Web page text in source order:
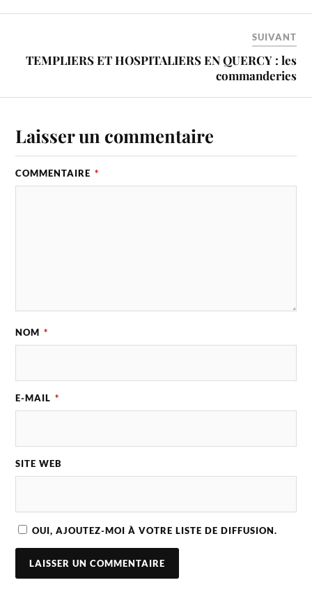
SUIVANT
TEMPLIERS ET HOSPITALIERS EN QUERCY : les
commanderies
Laisser un commentaire
COMMENTAIRE *
NOM *
E-MAIL *
SITE WEB
OUI, AJOUTEZ-MOI À VOTRE LISTE DE DIFFUSION.